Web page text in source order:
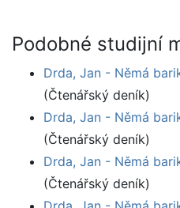
Podobné studijní
Drda, Jan - Němá
(Čtenářský deník)
Drda, Jan - Němá
(Čtenářský deník)
Drda, Jan - Němá
(Čtenářský deník)